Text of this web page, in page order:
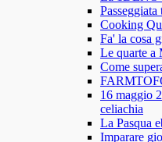
Cooking
Fa' la cosa
Le quarte a
Come
16 maggio
celiachia
La Pasqua
Imparare